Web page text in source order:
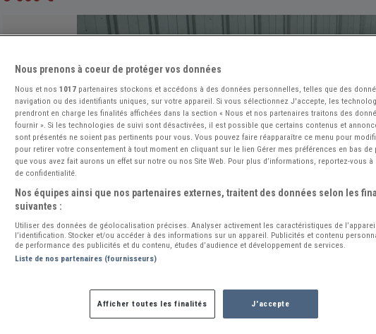
Nous prenons à coeur de protéger vos données
Nous et nos 1017 partenaires stockons et accédons à des données personnelles, telles que des
navigation ou des identifiants uniques, sur votre appareil. Si vous sélectionnez J'accepte, les
prendront en charge les finalités affichées dans la section « Nous et nos partenaires traitons des
fournir ». Si les technologies de suivi sont désactivées, il est possible que certains contenus et
sont présentés ne soient pas pertinents pour vous. Vous pouvez faire réapparaître ce menu pour
pour retirer votre consentement à tout moment en cliquant sur le lien Gérer mes préférences en bas de
que vous avez fait aurons un effet sur notre ou nos Site Web. Pour plus d’informations, reportez-vous
de confidentialité.
Nos équipes ainsi que nos partenaires externes, traitent des données selon les
suivantes :
Utiliser des données de géolocalisation précises. Analyser activement les caractéristiques de
l’identification. Stocker et/ou accéder à des informations sur un appareil. Publicités et contenu
de performance des publicités et du contenu, études d’audience et développement de services.
Liste de nos partenaires (fournisseurs)
Afficher toutes les finalités J'accepte